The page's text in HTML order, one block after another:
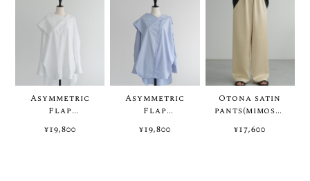
Asymmetric
Flap
Oversized
Blouse(white)
¥19,800
Asymmetric
Flap
Oversized
Blouse(sax)ご
¥19,800
Otona satin
pants(mimosa)
ご注文から一週間
前後で発送
¥17,600